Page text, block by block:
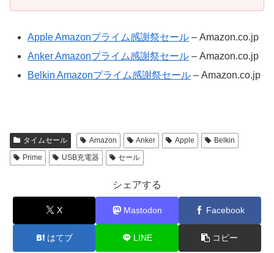
Apple Amazonプライム感謝祭セール – Amazon.co.jp
Anker Amazonプライム感謝祭セール – Amazon.co.jp
Belkin Amazonプライム感謝祭セール – Amazon.co.jp
タイムセール Amazon Anker Apple
Belkin
Prime
USB充電器 セール
シェアする
X Mastodon Facebook
はてブ LINE コピー